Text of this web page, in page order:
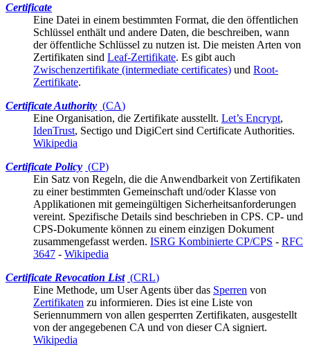
Certificate
Eine Datei in einem bestimmten Format, die den öffentlichen
Schlüssel enthält und andere Daten, die beschreiben, wann
der öffentliche Schlüssel zu nutzen ist. Die meisten Arten von
Zertifikaten sind Leaf-Zertifikate. Es gibt auch
Zwischenzertifikate (intermediate certificates) und Root-
Zertifikate.
Certificate Authority (CA)
Eine Organisation, die Zertifikate ausstellt. Let’s Encrypt,
IdenTrust, Sectigo und DigiCert sind Certificate Authorities.
Wikipedia
Certificate Policy (CP)
Ein Satz von Regeln, die die Anwendbarkeit von Zertifikaten
zu einer bestimmten Gemeinschaft und/oder Klasse von
Applikationen mit gemeingültigen Sicherheitsanforderungen
vereint. Spezifische Details sind beschrieben in CPS. CP- und
CPS-Dokumente können zu einem einzigen Dokument
zusammengefasst werden. ISRG Kombinierte CP/CPS - RFC
3647 - Wikipedia
Certificate Revocation List (CRL)
Eine Methode, um User Agents über das Sperren von
Zertifikaten zu informieren. Dies ist eine Liste von
Seriennummern von allen gesperrten Zertifikaten, ausgestellt
von der angegebenen CA und von dieser CA signiert.
Wikipedia